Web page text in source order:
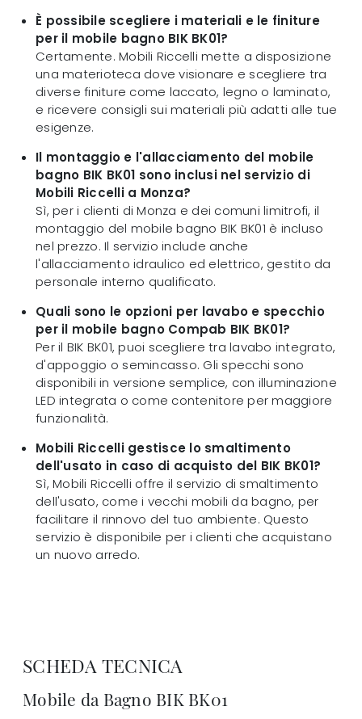
È possibile scegliere i materiali e le finiture
per il mobile bagno BIK BK01?
Certamente. Mobili Riccelli mette a disposizione
una materioteca dove visionare e scegliere tra
diverse finiture come laccato, legno o laminato,
e ricevere consigli sui materiali più adatti alle tue
esigenze.
Il montaggio e l'allacciamento del mobile
bagno BIK BK01 sono inclusi nel servizio di
Mobili Riccelli a Monza?
Sì, per i clienti di Monza e dei comuni limitrofi, il
montaggio del mobile bagno BIK BK01 è incluso
nel prezzo. Il servizio include anche
l'allacciamento idraulico ed elettrico, gestito da
personale interno qualificato.
Quali sono le opzioni per lavabo e specchio
per il mobile bagno Compab BIK BK01?
Per il BIK BK01, puoi scegliere tra lavabo integrato,
d'appoggio o semincasso. Gli specchi sono
disponibili in versione semplice, con illuminazione
LED integrata o come contenitore per maggiore
funzionalità.
Mobili Riccelli gestisce lo smaltimento
dell'usato in caso di acquisto del BIK BK01?
Sì, Mobili Riccelli offre il servizio di smaltimento
dell'usato, come i vecchi mobili da bagno, per
facilitare il rinnovo del tuo ambiente. Questo
servizio è disponibile per i clienti che acquistano
un nuovo arredo.
SCHEDA TECNICA
Mobile da Bagno BIK BK01